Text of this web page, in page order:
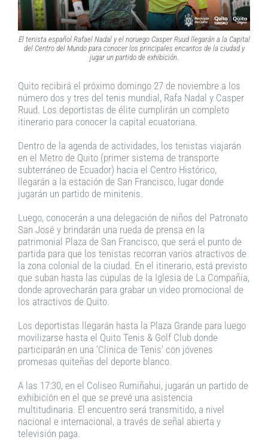
El tenista español Rafael Nadal y el noruego Casper Ruud llegarán a la Capital
del Centro del Mundo para conocer los principales encantos de la ciudad y
jugar un partido de exhibición.
Quito recibirá el próximo domingo 27 de noviembre a los
número dos y tres del tenis mundial, Rafa Nadal y Casper
Ruud. Los deportistas de élite cumplirán un completo
itinerario para conocer la capital ecuatoriana.
Dentro de la agenda de actividades, los tenistas viajarán
en el Metro de Quito (primer sistema de transporte
subterráneo de Ecuador) hacia el Centro Histórico,
llegarán a la estación de San Francisco, lugar donde
jugarán un partido de minitenis.
Luego, conocerán a una delegación de niños del Patronato
San José y brindarán una rueda de prensa en la
patrimonial Plaza de San Francisco, que será el punto de
partida para que los tenistas recorran varios atractivos de
la zona colonial de la ciudad. En el itinerario, está previsto
que suban hasta las cúpulas de la Iglesia de La Compañía,
donde aprovecharán para grabar un video promocional de
los atractivos de Quito.
Los deportistas llegarán hasta la Plaza Grande para luego
movilizarse hasta el Quito Tenis & Golf Club donde
participarán en una ‘Clínica de Tenis’ con jóvenes
promesas quiteñas del deporte blanco.
A las 17:30, en el Coliseo Rumiñahui, jugarán un partido de
exhibición en el que se prevé una asistencia
multitudinaria. El encuentro será transmitido, a nivel
nacional e internacional, a través de señal abierta y
televisión paga.